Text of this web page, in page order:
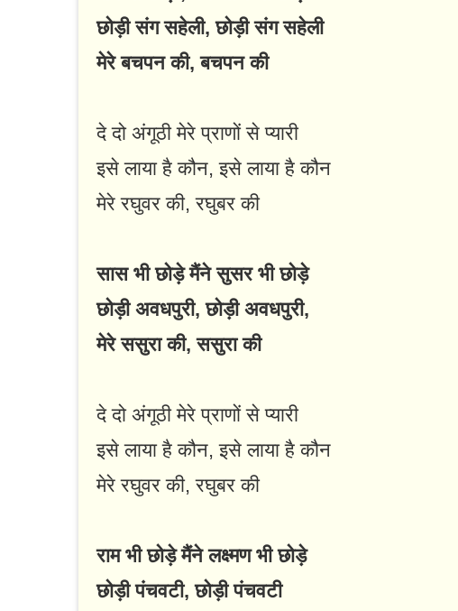
छोड़ी संग सहेली, छोड़ी संग सहेली
मेरे बचपन की, बचपन की
दे दो अंगूठी मेरे प्राणों से प्यारी
इसे लाया है कौन, इसे लाया है कौन
मेरे रघुवर की, रघुबर की
सास भी छोड़े मैंने सुसर भी छोड़े
छोड़ी अवधपुरी, छोड़ी अवधपुरी,
मेरे ससुरा की, ससुरा की
दे दो अंगूठी मेरे प्राणों से प्यारी
इसे लाया है कौन, इसे लाया है कौन
मेरे रघुवर की, रघुबर की
राम भी छोड़े मैंने लक्ष्मण भी छोड़े
छोड़ी पंचवटी, छोड़ी पंचवटी